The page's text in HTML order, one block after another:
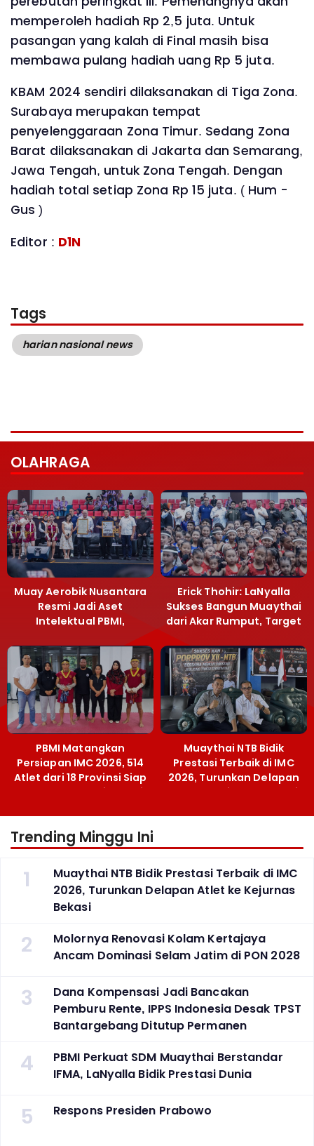
memperoleh hadiah Rp 2,5 juta. Untuk
pasangan yang kalah di Final masih bisa
membawa pulang hadiah uang Rp 5 juta.
KBAM 2024 sendiri dilaksanakan di Tiga Zona.
Surabaya merupakan tempat
penyelenggaraan Zona Timur. Sedang Zona
Barat dilaksanakan di Jakarta dan Semarang,
Jawa Tengah, untuk Zona Tengah. Dengan
hadiah total setiap Zona Rp 15 juta. ( Hum -
Gus )
Editor : D1N
Tags
harian nasional news
OLAHRAGA
Muay Aerobik Nusantara
Resmi Jadi Aset
Intelektual PBMI,
Terobosan Bangun
Grassroots
Erick Thohir: LaNyalla
Sukses Bangun Muaythai
dari Akar Rumput, Target
PBMI Matangkan
Persiapan IMC 2026, 514
Atlet dari 18 Provinsi Siap
Berlaga Besok di Bekasi
Muaythai NTB Bidik
Prestasi Terbaik di IMC
2026, Turunkan Delapan
Atlet ke Kejurnas Bekasi
Trending Minggu Ini
1
Muaythai NTB Bidik Prestasi Terbaik di IMC
2026, Turunkan Delapan Atlet ke Kejurnas
Bekasi
2
Molornya Renovasi Kolam Kertajaya
Ancam Dominasi Selam Jatim di PON 2028
3
Dana Kompensasi Jadi Bancakan
Pemburu Rente, IPPS Indonesia Desak TPST
Bantargebang Ditutup Permanen
4
PBMI Perkuat SDM Muaythai Berstandar
IFMA, LaNyalla Bidik Prestasi Dunia
5 Respons Presiden Prabowo